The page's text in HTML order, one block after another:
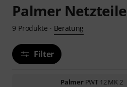
Palmer Netzteile
9 Produkte · Beratung
Filter
Palmer PWT 12 MK 2